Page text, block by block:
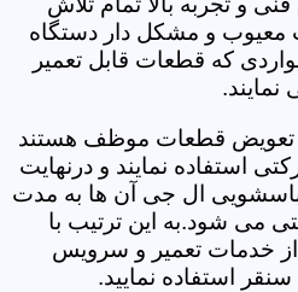
معیوب و مشکل دار دستگاه
که قطعات قابل تعمیر
نمایند.
به تعویض قطعات موظف هستند
استفاده نمایند و درنهایت
ال جی آن ها به مدت
می شود.به این ترتیب با
از خدمات تعمیر و سرویس
استفاده نمایید.